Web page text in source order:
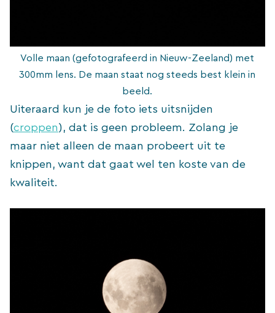
Volle maan (gefotografeerd in Nieuw-Zeeland) met
300mm lens. De maan staat nog steeds best klein in
beeld.
Uiteraard kun je de foto iets uitsnijden
(croppen), dat is geen probleem. Zolang je
maar niet alleen de maan probeert uit te
knippen, want dat gaat wel ten koste van de
kwaliteit.